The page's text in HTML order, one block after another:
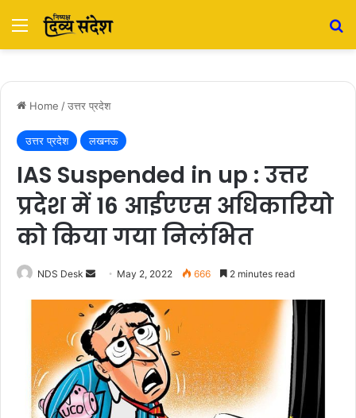
Menu
Home /उत्तर प्रदेश
उत्तर प्रदेश लखनऊ
IAS Suspended in up : उत्तर
प्रदेश में 16 आईएएस अधिकारियो
को किया गया निलंभित
NDS Desk
n
d
a
n
e
m
May 2, 2022 666 2 minutes read